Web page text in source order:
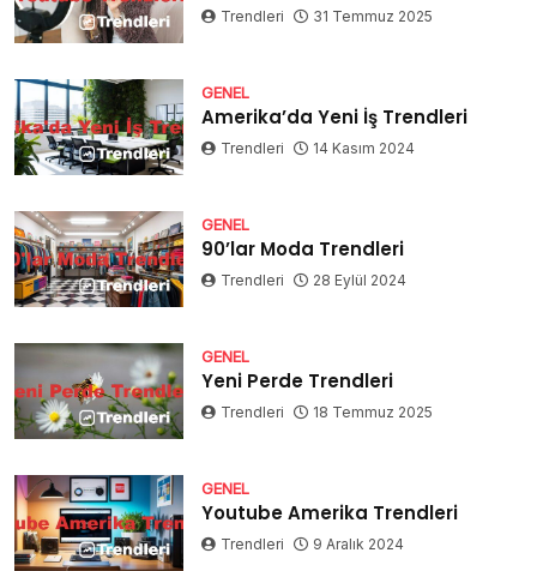
Trendleri 31 Temmuz 2025
GENEL
Amerika’da Yeni İş Trendleri
Trendleri 14 Kasım 2024
GENEL
90’lar Moda Trendleri
Trendleri 28 Eylül 2024
GENEL
Yeni Perde Trendleri
Trendleri 18 Temmuz 2025
GENEL
Youtube Amerika Trendleri
Trendleri 9 Aralık 2024